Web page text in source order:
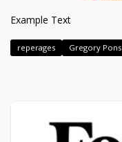
Example Text
reperages Gregory Pons